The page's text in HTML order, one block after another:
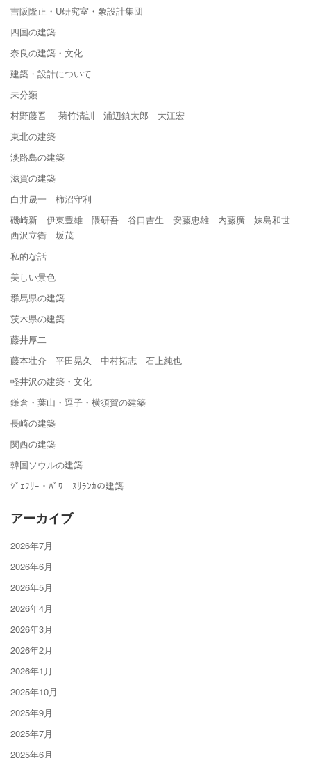
吉阪隆正・U研究室・象設計集団
四国の建築
奈良の建築・文化
建築・設計について
未分類
村野藤吾 菊竹清訓 浦辺鎮太郎 大江宏
東北の建築
淡路島の建築
滋賀の建築
白井晟一 柿沼守利
磯崎新 伊東豊雄 隈研吾 谷口吉生 安藤忠雄 内藤廣 妹島和世
西沢立衛 坂茂
私的な話
美しい景色
群馬県の建築
茨木県の建築
藤井厚二
藤本壮介 平田晃久 中村拓志 石上純也
軽井沢の建築・文化
鎌倉・葉山・逗子・横須賀の建築
長崎の建築
関西の建築
韓国ソウルの建築
ｼﾞｪﾌﾘｰ・ﾊﾞﾜ ｽﾘﾗﾝｶの建築
アーカイブ
2026年7月
2026年6月
2026年5月
2026年4月
2026年3月
2026年2月
2026年1月
2025年10月
2025年9月
2025年7月
2025年6月